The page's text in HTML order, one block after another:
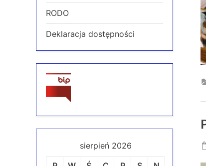
RODO
Deklaracja dostępności
sierpień 2026